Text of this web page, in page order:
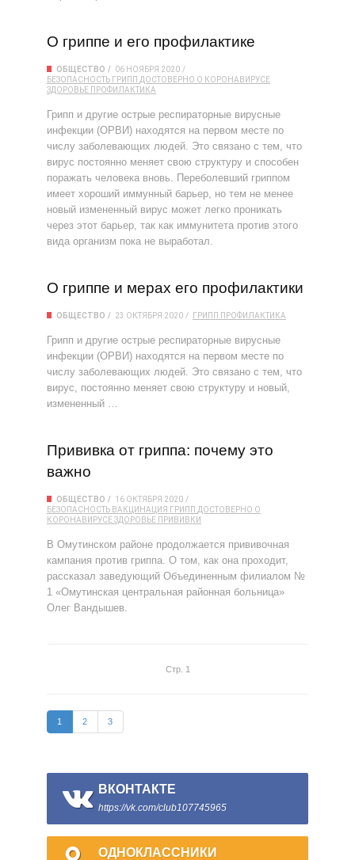
О гриппе и его профилактике
ОБЩЕСТВО
06 НОЯБРЯ 2020
БЕЗОПАСНОСТЬ ГРИПП ДОСТОВЕРНО О КОРОНАВИРУСЕ
ЗДОРОВЬЕ ПРОФИЛАКТИКА
Грипп и другие острые респираторные вирусные
инфекции (ОРВИ) находятся на первом месте по
числу заболевающих людей. Это связано с тем, что
вирус постоянно меняет свою структуру и способен
поражать человека вновь. Переболевший гриппом
имеет хороший иммунный барьер, но тем не менее
новый измененный вирус может легко проникать
через этот барьер, так как иммунитета против этого
вида организм пока не выработал.
О гриппе и мерах его профилактики
ОБЩЕСТВО 23 ОКТЯБРЯ 2020 ГРИПП ПРОФИЛАКТИКА
Грипп и другие острые респираторные вирусные
инфекции (ОРВИ) находятся на первом месте по
числу заболевающих людей. Это связано с тем, что
вирус, постоянно меняет свою структуру и новый,
измененный …
Прививка от гриппа: почему это
важно
ОБЩЕСТВО
16 ОКТЯБРЯ 2020
БЕЗОПАСНОСТЬ ВАКЦИНАЦИЯ ГРИПП ДОСТОВЕРНО О
КОРОНАВИРУСЕЗДОРОВЬЕ ПРИВИВКИ
В Омутинском районе продолжается прививочная
кампания против гриппа. О том, как она проходит,
рассказал заведующий Объединенным филиалом №
1 «Омутинская центральная районная больница»
Олег Вандышев.
Стр. 1
1 2 3
ВКОНТАКТЕ
https://vk.com/club107745965
ОДНОКЛАССНИКИ